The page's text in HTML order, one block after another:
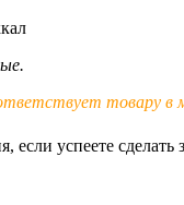
товару в
если успеете сделать